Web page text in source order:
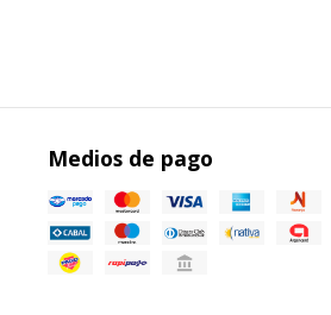
Medios de pago